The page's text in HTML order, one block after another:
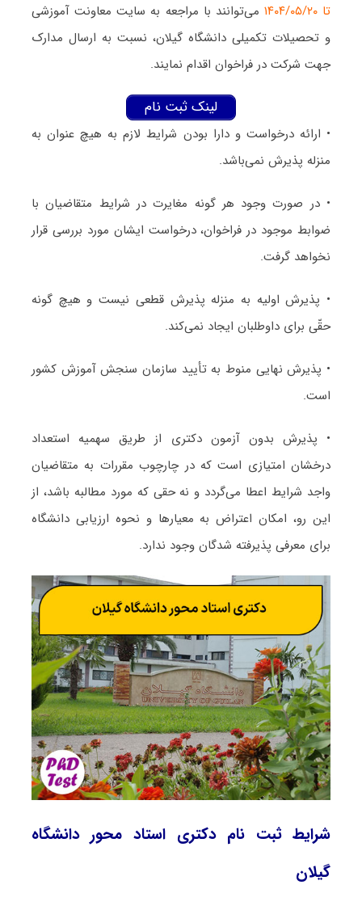
تا ۱۴۰۴/۰۵/۲۰
می‌توانند با مراجعه به سایت معاونت آموزشی
و تحصیلات تکمیلی دانشگاه گیلان، نسبت به ارسال مدارک
جهت شرکت در فراخوان اقدام نمایند.
لینک ثبت نام
• ارائه درخواست و دارا بودن شرایط لازم به هیچ عنوان به
منزله پذیرش نمی‌باشد.
• در صورت وجود هر گونه مغایرت در شرایط متقاضیان با
ضوابط موجود در فراخوان، درخواست ایشان مورد بررسی قرار
نخواهد گرفت.
• پذیرش اولیه به منزله پذیرش قطعی نیست و هیچ گونه
حقّی برای داوطلبان ایجاد نمی‌کند.
• پذیرش نهایی منوط به تأیید سازمان سنجش آموزش کشور
است.
• پذیرش بدون آزمون دکتری از طریق سهمیه استعداد
درخشان امتیازی است که در چارچوب مقررات به متقاضیان
واجد شرایط اعطا می‌گردد و نه حقی که مورد مطالبه باشد، از
این رو، امکان اعتراض به معیارها و نحوه ارزیابی دانشگاه
برای معرفی پذیرفته شدگان وجود ندارد.
شرایط ثبت نام دکتری استاد محور دانشگاه
گیلان